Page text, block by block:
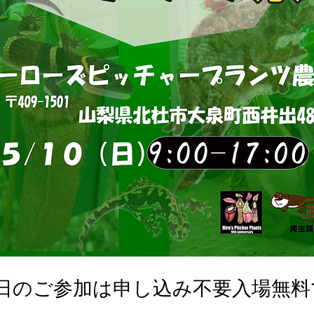
のご参加は申し込み不要入場無